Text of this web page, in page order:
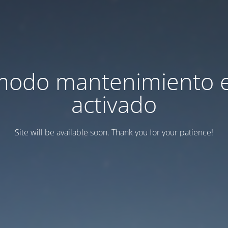
mantenimiento
activado
Site will be available soon. Thank you for your patience!